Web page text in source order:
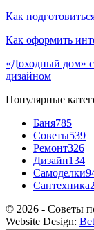
Как
Как оформить
«Доходный дом»
дизайном
Популярные
Баня785
Советы539
Ремонт326
Дизайн134
Самоделки
Сантехника
© 2026 - Советы
Website Design: